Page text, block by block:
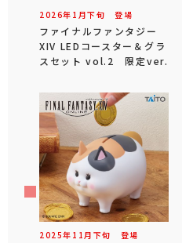
2026年 1 月下旬 登場
ファイナルファンタジー
XIV LEDコースター＆グラ
スセット vol.2 限定ver.
2025年 11 月 下旬 登場